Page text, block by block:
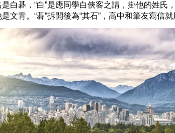
是白碁，“白”是應同學白俠客之請，掛他的姓氏
是文青。“碁”拆開後為“其石”，高中和筆友寫信就